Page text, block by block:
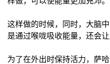
这样做的时候，同时，大脑
是通过喉咙吸收能量，还会
为了在外出时保持活力，萨